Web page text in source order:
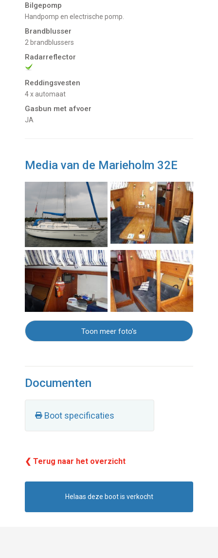
Bilgepomp
Handpomp en electrische pomp.
Brandblusser
2 brandblussers
Radarreflector
Reddingsvesten
4 x automaat
Gasbun met afvoer
JA
Media van de Marieholm 32E
Toon meer foto's
Documenten
Boot specificaties
❮ Terug naar het overzicht
Helaas deze boot is verkocht